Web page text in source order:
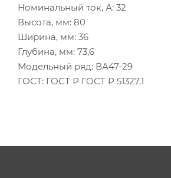
Номинальный ток, А: 32
Высота, мм: 80
Ширина, мм: 36
Глубина, мм: 73,6
Модельный ряд: ВА47-29
ГОСТ: ГОСТ Р ГОСТ Р 51327.1